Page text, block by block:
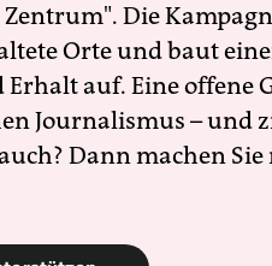
Die
Orte und baut
Erhalt auf. Eine offene
Journalismus – und
Dann machen